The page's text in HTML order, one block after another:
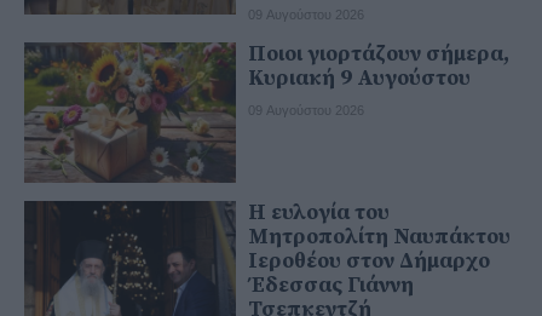
09 Αυγούστου 2026
Ποιοι γιορτάζουν σήμερα,
Κυριακή 9 Αυγούστου
09 Αυγούστου 2026
Η ευλογία του
Μητροπολίτη Ναυπάκτου
Ιεροθέου στον Δήμαρχο
Έδεσσας Γιάννη
Τσεπκεντζή